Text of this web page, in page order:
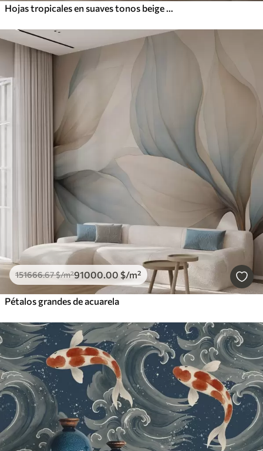
Hojas tropicales en suaves tonos beige y verde, con efecto acuarela y suaves transiciones de color
151666.67$/m²91000.00 $/m²
Pétalos grandes de acuarela